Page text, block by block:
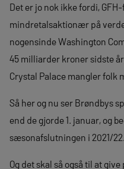
Det er jo nok ikke fordi,
mindretalsaktionær på
nogensinde Washington
45 milliarder kroner sidste
Crystal Palace mangler folk
Så her og nu ser Brøndbys
end de gjorde 1. januar, og
sæsonafslutningen i 2021/22.
Og det skal så også til at